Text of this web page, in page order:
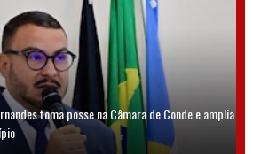
toma posse na Câmara de Conde e amplia